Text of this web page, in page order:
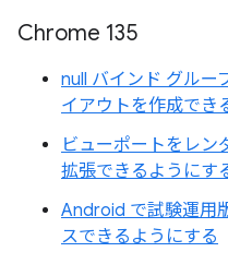
Chrome 135
null バインド グルー
イアウトを作成でき
ビューポートをレン
拡張できるようにす
Android で試験運用
スできるようにする